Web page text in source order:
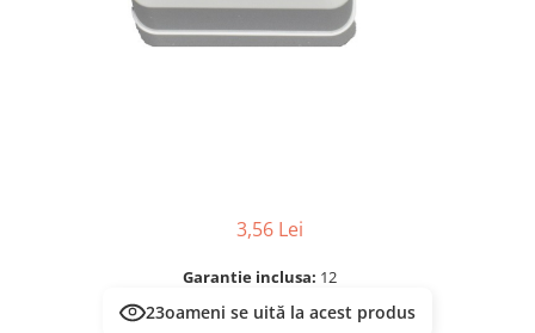
Lampi emergente
Prelungitoare/Derulatoare
3,56 Lei
Garantie inclusa: 12
23oameni se uită la acest produs